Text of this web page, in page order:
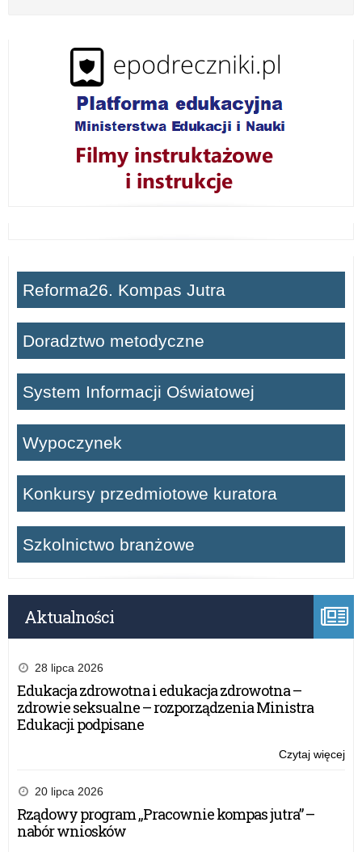
Reforma26. Kompas Jutra
Doradztwo metodyczne
System Informacji Oświatowej
Wypoczynek
Konkursy przedmiotowe kuratora
Szkolnictwo branżowe
Aktualności
28 lipca 2026
Edukacja zdrowotna i edukacja zdrowotna –
zdrowie seksualne – rozporządzenia Ministra
Edukacji podpisane
Czytaj więcej
20 lipca 2026
Rządowy program „Pracownie kompas jutra” –
nabór wniosków